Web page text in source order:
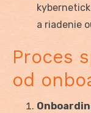
a riadenie
Proces
od